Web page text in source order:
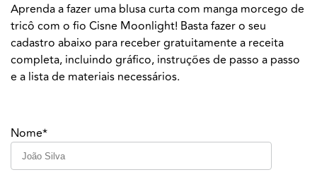
Aprenda a fazer uma blusa curta com manga morcego de
tricô com o fio Cisne Moonlight! Basta fazer o seu
cadastro abaixo para receber gratuitamente a receita
completa, incluindo gráfico, instruções de passo a passo
e a lista de materiais necessários.
Nome*